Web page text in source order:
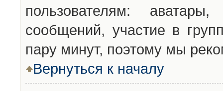
пользователям:
сообщений, участие в
пару минут, поэтому мы
Вернуться к началу